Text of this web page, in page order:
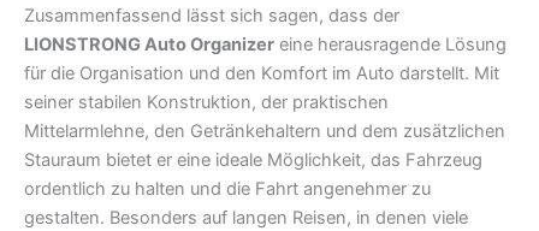
Zusammenfassend lässt sich sagen, dass der
LIONSTRONG Auto Organizer eine herausragende Lösung
für die Organisation und den Komfort im Auto darstellt. Mit
seiner stabilen Konstruktion, der praktischen
Mittelarmlehne, den Getränkehaltern und dem zusätzlichen
Stauraum bietet er eine ideale Möglichkeit, das Fahrzeug
ordentlich zu halten und die Fahrt angenehmer zu
gestalten. Besonders auf langen Reisen, in denen viele